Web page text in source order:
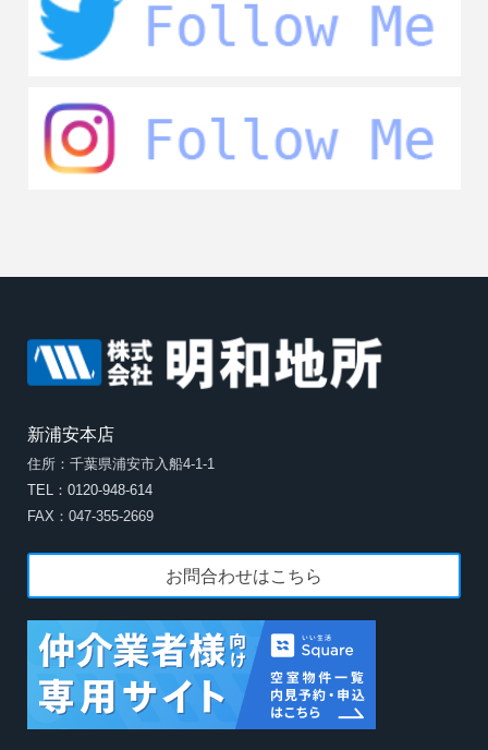
新浦安本店
住所：千葉県浦安市入船4-1-1
TEL：0120-948-614
FAX：047-355-2669
お問合わせはこちら